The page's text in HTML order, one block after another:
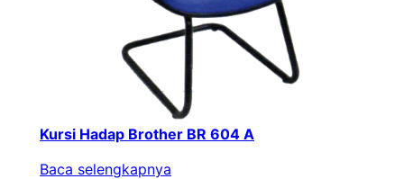
Kursi Hadap Brother BR 604 A
Baca selengkapnya